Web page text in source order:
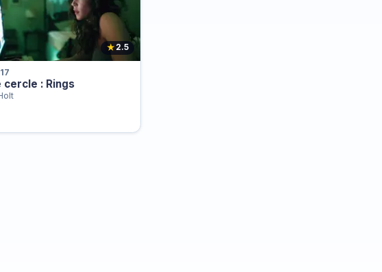
★ 2.5
cercle : Rings